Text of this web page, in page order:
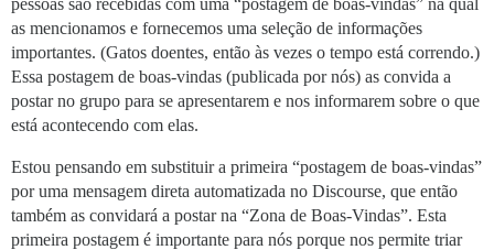
pessoas são recebidas com uma “postagem de boas-vindas” na qual
as mencionamos e fornecemos uma seleção de informações
importantes. (Gatos doentes, então às vezes o tempo está correndo.)
Essa postagem de boas-vindas (publicada por nós) as convida a
postar no grupo para se apresentarem e nos informarem sobre o que
está acontecendo com elas.
Estou pensando em substituir a primeira “postagem de boas-vindas”
por uma mensagem direta automatizada no Discourse, que então
também as convidará a postar na “Zona de Boas-Vindas”. Esta
primeira postagem é importante para nós porque nos permite triar